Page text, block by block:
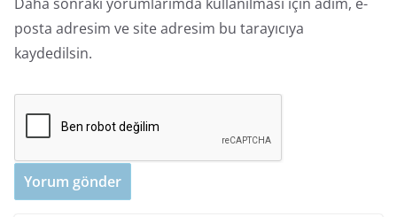
posta adresim ve site adresim bu tarayıcıya
kaydedilsin.